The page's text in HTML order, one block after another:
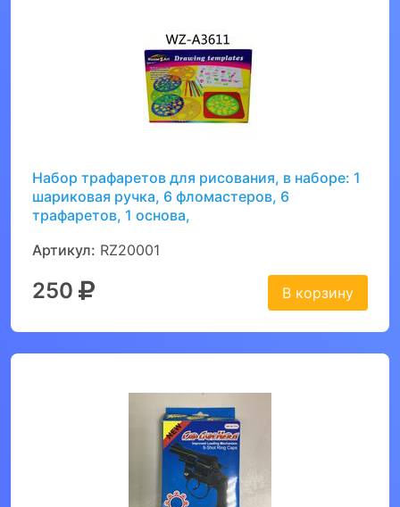
Набор трафаретов для рисования, в наборе: 1
шариковая ручка, 6 фломастеров, 6
трафаретов, 1 основа,
Артикул: RZ20001
250 В корзину